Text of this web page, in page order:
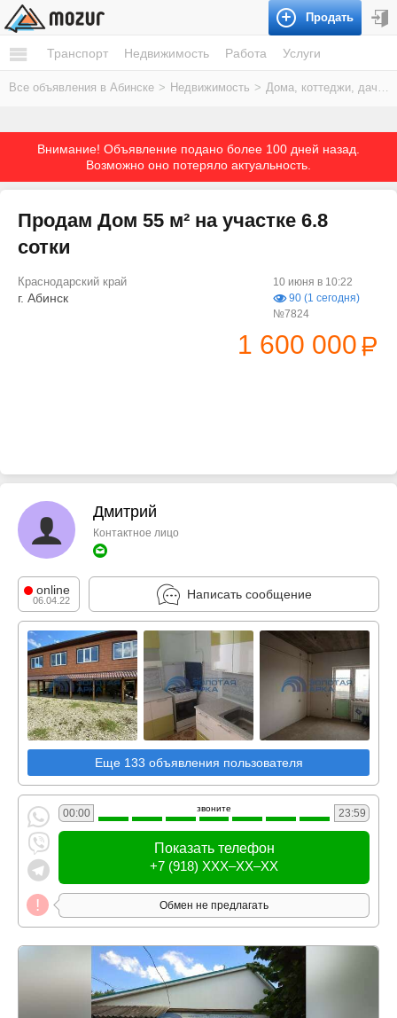
Продать
Транспорт Недвижимость Работа Услуги
Все объявления в Абинске > Недвижимость > Дома, коттеджи, дачи
Внимание! Объявление подано более 100 дней назад.
Возможно оно потеряло актуальность.
Продам Дом 55 м² на участке 6.8
сотки
Краснодарский край
г. Абинск
10 июня в 10:22
90 (1 сегодня)
№7824
1 600 000
Дмитрий
Контактное лицо
online
06.04.22 Написать сообщение
Еще 133 объявления пользователя
00:00 звоните 23:59
Показать телефон
+7 (918) XXX–XX–XX
Обмен не предлагать